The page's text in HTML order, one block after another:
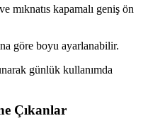
mıknatıs kapamalı geniş ön
göre boyu ayarlanabilir.
günlük kullanımda
Çıkanlar